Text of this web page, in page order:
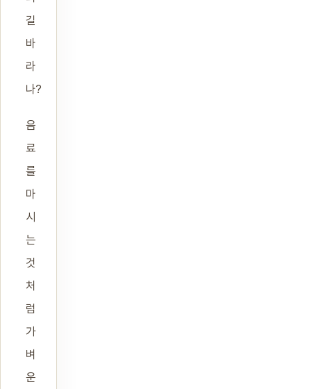
길
바
라
나?
음
료
를
마
시
는
것
처
럼
가
벼
운